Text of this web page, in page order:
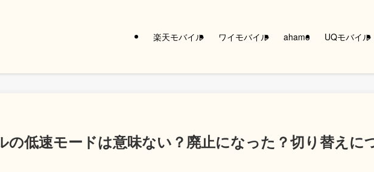
楽天モバイル ワイモバイル ahamo UQモバイル
の低速モードは意味ない？廃止になった？切り替えに